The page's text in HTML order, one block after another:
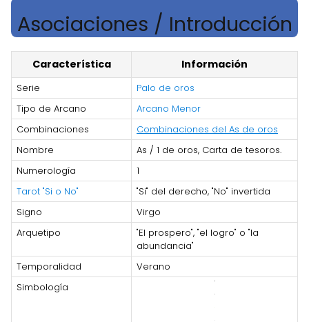
Asociaciones / Introducción
Característica Información
Serie
Palo de oros
Tipo de Arcano
Arcano Menor
Combinaciones
Combinaciones del As de oros
Nombre
As / 1 de oros, Carta de tesoros.
Numerología
1
Tarot "Si o No"
"Si" del derecho, "No" invertida
Signo
Virgo
Arquetipo
"El prospero", "el logro" o "la
abundancia"
Temporalidad
Verano
Simbología